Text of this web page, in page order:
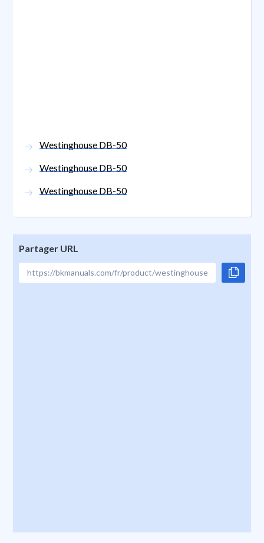
Westinghouse DB-50
Westinghouse DB-50
Westinghouse DB-50
Partager URL